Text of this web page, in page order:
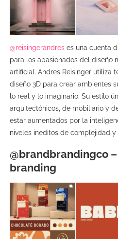
@reisingerandres es una cuenta
para los apasionados del diseño
artificial. Andres Reisinger utiliza
diseño 3D para crear ambientes
lo real y lo imaginario. Su estilo
arquitectónicos, de mobiliario y
estar aumentados por la
niveles inéditos de complejidad y
@brandbrandingco
branding